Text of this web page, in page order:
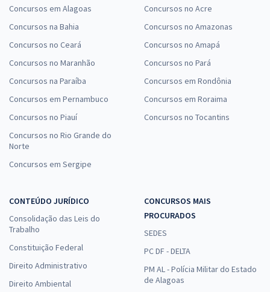
Comprar
Concursos em Alagoas
Concursos na Bahia
Concursos no Ceará
Concursos no Maranhão
Concursos na Paraíba
Concursos em Pernambuco
Concursos no Piauí
Concursos no Rio Grande do
Norte
Concursos em Sergipe
Concursos no Acre
Concursos no Amazonas
Concursos no Amapá
Concursos no Pará
Concursos em Rondônia
Concursos em Roraima
Concursos no Tocantins
CONTEÚDO JURÍDICO
Consolidação das Leis do
Trabalho
Constituição Federal
Direito Administrativo
Direito Ambiental
CONCURSOS MAIS
PROCURADOS
SEDES
PC DF - DELTA
PM AL - Polícia Militar do Estado
de Alagoas